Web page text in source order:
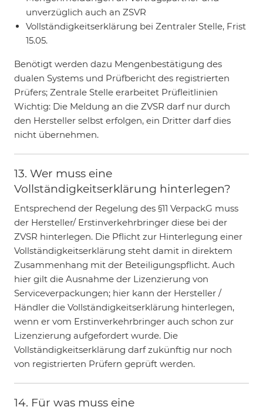
unverzüglich auch an ZSVR
Vollständigkeitserklärung bei Zentraler Stelle, Frist
15.05.
Benötigt werden dazu Mengenbestätigung des
dualen Systems und Prüfbericht des registrierten
Prüfers; Zentrale Stelle erarbeitet Prüfleitlinien
Wichtig: Die Meldung an die ZVSR darf nur durch
den Hersteller selbst erfolgen, ein Dritter darf dies
nicht übernehmen.
13. Wer muss eine
Vollständigkeitserklärung hinterlegen?
Entsprechend der Regelung des §11 VerpackG muss
der Hersteller/ Erstinverkehrbringer diese bei der
ZVSR hinterlegen. Die Pflicht zur Hinterlegung einer
Vollständigkeitserklärung steht damit in direktem
Zusammenhang mit der Beteiligungspflicht. Auch
hier gilt die Ausnahme der Lizenzierung von
Serviceverpackungen; hier kann der Hersteller /
Händler die Vollständigkeitserklärung hinterlegen,
wenn er vom Erstinverkehrbringer auch schon zur
Lizenzierung aufgefordert wurde. Die
Vollständigkeitserklärung darf zukünftig nur noch
von registrierten Prüfern geprüft werden.
14. Für was muss eine